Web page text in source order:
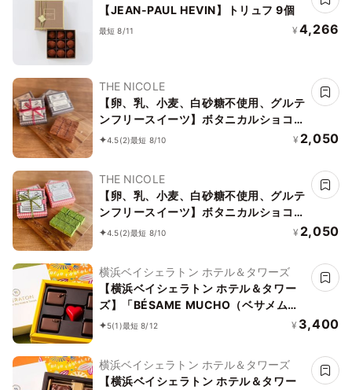
【JEAN-PAUL HEVIN】トリュフ 9個
最短 8/11 ¥ 4,266
THE NICOLE
【卵、乳、小麦、白砂糖不使用、グルテ
ンフリースイーツ】ボタニカルショコラ
京豆腐生チョコ 《ヴィーガンスイー
4.5(2)最短 8/10 ¥ 2,050
THE NICOLE
【卵、乳、小麦、白砂糖不使用、グルテ
ンフリースイーツ】ボタニカルショコラ
生チョコ 京抹茶 〜京豆腐を使用したシ
慮》
4.5(2)最短 8/10 ¥ 2,050
横浜ベイシェラトン ホテル＆タワーズ
【横浜ベイシェラトン ホテル＆タワー
ズ】「BÉSAME MUCHO（ベサメムー
チョ）」※5ピース
5(1)最短 8/12 ¥ 3,400
横浜ベイシェラトン ホテル＆タワーズ
【横浜ベイシェラトン ホテル＆タワー